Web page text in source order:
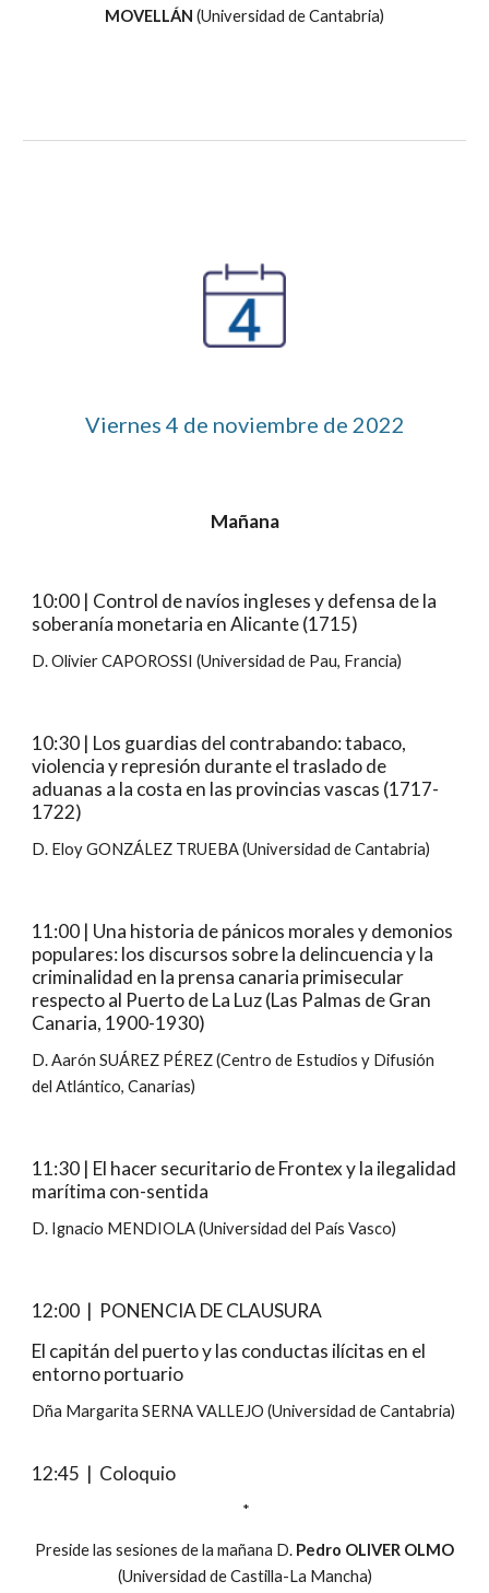
MOVELLÁN (Universidad de Cantabria)
Viernes 4 de noviembre de 2022
Mañana
10:00 | Control de navíos ingleses y defensa de la
soberanía monetaria en Alicante (1715)
D. Olivier CAPOROSSI (Universidad de Pau, Francia)
10:30 | Los guardias del contrabando: tabaco,
violencia y represión durante el traslado de
aduanas a la costa en las provincias vascas (1717-
1722)
D. Eloy GONZÁLEZ TRUEBA (Universidad de Cantabria)
11:00 | Una historia de pánicos morales y demonios
populares: los discursos sobre la delincuencia y la
criminalidad en la prensa canaria primisecular
respecto al Puerto de La Luz (Las Palmas de Gran
Canaria, 1900-1930)
D. Aarón SUÁREZ PÉREZ (Centro de Estudios y Difusión
del Atlántico, Canarias)
11:30 | El hacer securitario de Frontex y la ilegalidad
marítima con-sentida
D. Ignacio MENDIOLA (Universidad del País Vasco)
12:00 | PONENCIA DE CLAUSURA
El capitán del puerto y las conductas ilícitas en el
entorno portuario
Dña Margarita SERNA VALLEJO (Universidad de Cantabria)
12:45 | Coloquio
*
Preside las sesiones de la mañana D. Pedro OLIVER OLMO
(Universidad de Castilla-La Mancha)